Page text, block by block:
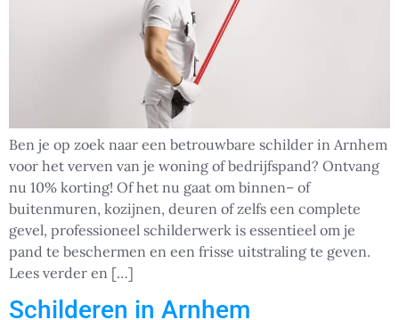
Ben je op zoek naar een betrouwbare schilder in Arnhem
voor het verven van je woning of bedrijfspand? Ontvang
nu 10% korting! Of het nu gaat om binnen– of
buitenmuren, kozijnen, deuren of zelfs een complete
gevel, professioneel schilderwerk is essentieel om je
pand te beschermen en een frisse uitstraling te geven.
Lees verder en […]
Schilderen in Arnhem